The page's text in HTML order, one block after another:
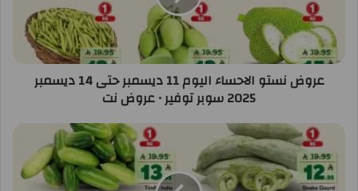
عروض نستو الاحساء اليوم 11 ديسمبر حتى 14 ديسمبر
2025 سوبر توفير • عروض نت